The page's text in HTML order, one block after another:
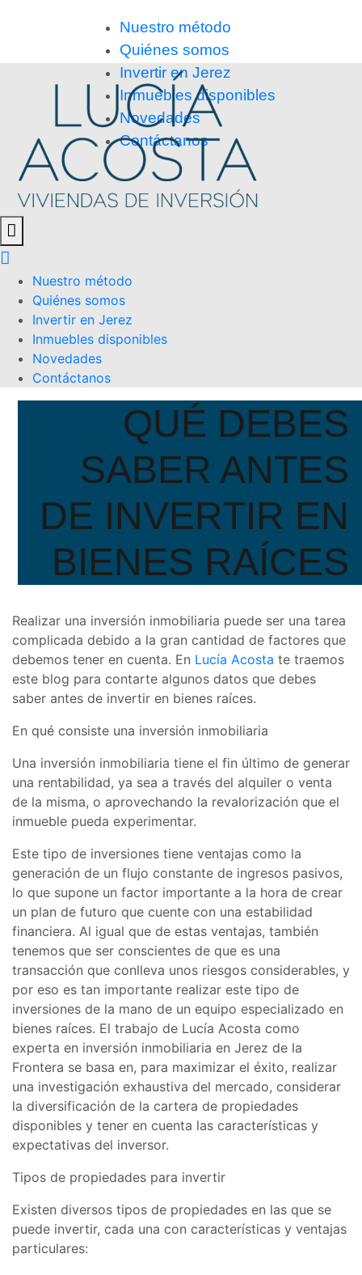
Nuestro método
Quiénes somos
Invertir en Jerez
Inmuebles disponibles
Novedades
Contáctanos
Nuestro método
Quiénes somos
Invertir en Jerez
Inmuebles disponibles
Novedades
Contáctanos
QUÉ DEBES
SABER ANTES
DE INVERTIR EN
BIENES RAÍCES
Realizar una inversión inmobiliaria puede ser una tarea
complicada debido a la gran cantidad de factores que
debemos tener en cuenta. En Lucía Acosta te traemos
este blog para contarte algunos datos que debes
saber antes de invertir en bienes raíces.
En qué consiste una inversión inmobiliaria
Una inversión inmobiliaria tiene el fin último de generar
una rentabilidad, ya sea a través del alquiler o venta
de la misma, o aprovechando la revalorización que el
inmueble pueda experimentar.
Este tipo de inversiones tiene ventajas como la
generación de un flujo constante de ingresos pasivos,
lo que supone un factor importante a la hora de crear
un plan de futuro que cuente con una estabilidad
financiera. Al igual que de estas ventajas, también
tenemos que ser conscientes de que es una
transacción que conlleva unos riesgos considerables, y
por eso es tan importante realizar este tipo de
inversiones de la mano de un equipo especializado en
bienes raíces. El trabajo de Lucía Acosta como
experta en inversión inmobiliaria en Jerez de la
Frontera se basa en, para maximizar el éxito, realizar
una investigación exhaustiva del mercado, considerar
la diversificación de la cartera de propiedades
disponibles y tener en cuenta las características y
expectativas del inversor.
Tipos de propiedades para invertir
Existen diversos tipos de propiedades en las que se
puede invertir, cada una con características y ventajas
particulares: